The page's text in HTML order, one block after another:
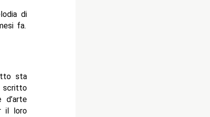
di
fa.
sta
scritto
il loro